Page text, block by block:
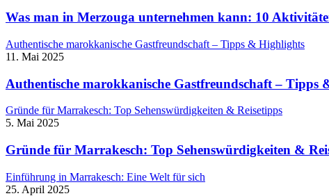
Was man in Merzouga unternehmen kann: 10
Authentische marokkanische Gastfreundschaft – Tipps & Highlights
11. Mai 2025
Authentische marokkanische Gastfreundschaft – Tipps
Gründe für Marrakesch: Top Sehenswürdigkeiten & Reisetipps
5. Mai 2025
Gründe für Marrakesch: Top Sehenswürdigkeiten &
Einführung in Marrakesch: Eine Welt für sich
25. April 2025